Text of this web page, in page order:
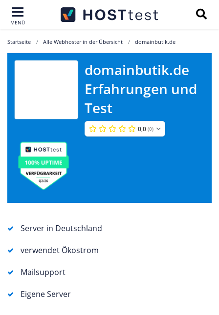
MENÜ
Startseite Alle Webhoster in der Übersicht domainbutik.de
domainbutik.de
Erfahrungen und
Test
0,0 (0)
Server in Deutschland
verwendet Ökostrom
Mailsupport
Eigene Server